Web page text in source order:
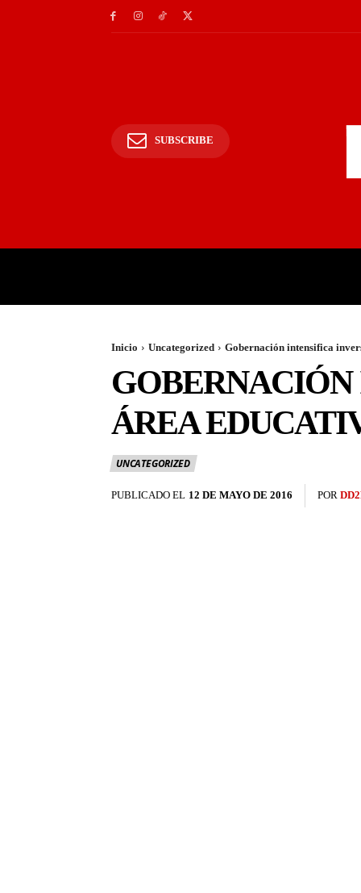
SUBSCRIBE
Inicio Uncategorized Gobernación intensifica
ÁREA
UNCATEGORIZED
PUBLICADO EL 12 DE MAYO DE 2016 POR